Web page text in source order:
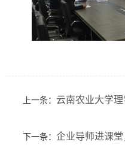
上一条： 云南农业大学
下一条： 企业导师进课